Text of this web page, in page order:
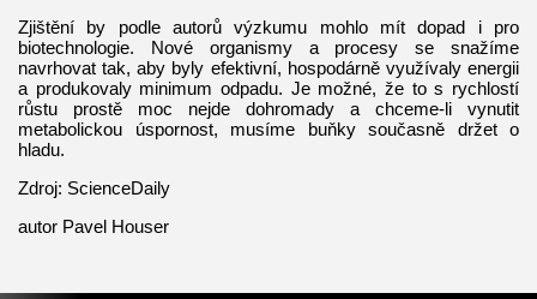
Zjištění by podle autorů výzkumu mohlo mít dopad i pro
biotechnologie. Nové organismy a procesy se snažíme
navrhovat tak, aby byly efektivní, hospodárně využívaly energii
a produkovaly minimum odpadu. Je možné, že to s rychlostí
růstu prostě moc nejde dohromady a chceme-li vynutit
metabolickou úspornost, musíme buňky současně držet o
hladu.
Zdroj: ScienceDaily
autor Pavel Houser